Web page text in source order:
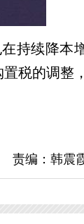
持续降本
税的调整
责编：韩震